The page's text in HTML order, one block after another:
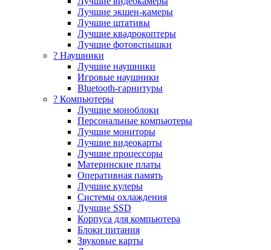
Лучшие экшен-камеры
Лучшие штативы
Лучшие квадрокоптеры
Лучшие фотовспышки
? Наушники
Лучшие наушники
Игровые наушники
Bluetooth-гарнитуры
?️ Компьютеры
Лучшие моноблоки
Персональные компьютеры
Лучшие мониторы
Лучшие видеокарты
Лучшие процессоры
Материнские платы
Оперативная память
Лучшие кулеры
Системы охлаждения
Лучшие SSD
Корпуса для компьютера
Блоки питания
Звуковые карты